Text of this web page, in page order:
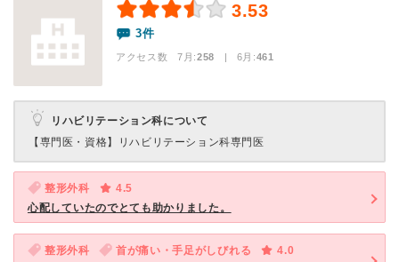
3.53
3件
アクセス数 7月:258 | 6月:461
リハビリテーション科について
【専門医・資格】
リハビリテーション科専門医
整形外科
4.5
心配していたのでとても助かりました。
整形外科 首が痛い・手足がしびれる
4.0